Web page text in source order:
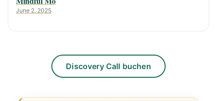
June 2, 2025
Discovery Call buchen